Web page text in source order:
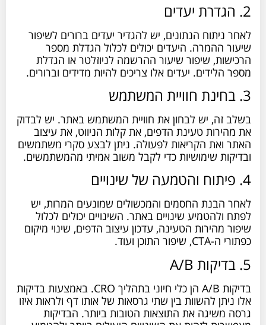
2. הגדרת יעדים
לאחר ניתוח הנתונים, יש להגדיר יעדים ברורים לשיפור
שיעור ההמרה. היעדים יכולים לכלול הגדלת מספר
הרכישות, שיפור שיעור ההרשמה לניוזלטר או הגדלת
מספר הלידים. יעדים אלו צריכים להיות מדידים וברורים.
3. בחינת חוויית המשתמש
בשלב זה, יש לבחון את חוויית המשתמש באתר. יש לבדוק
את מהירות טעינת הדפים, את קלות הניווט, את עיצוב
האתר ואת הקריאות לפעולה. ניתן לבצע סקרי משתמשים
ובדיקות שימושיות כדי לקבל משוב אמיתי מהמשתמשים.
4. פיתוח והטמעה של שינויים
לאחר הבנת החסמים והמכשולים שמונעים המרות, יש
לפתח ולהטמיע שינויים באתר. השינויים יכולים לכלול
שיפור מהירות הטעינה, עדכון עיצוב הדפים, שינוי מיקום
כפתורי ה-CTA, שיפור התוכן ועוד.
5. בדיקות A/B
בדיקות A/B הן כלי חיוני בתהליך CRO. באמצעות בדיקות
אלו ניתן להשוות בין שתי גרסאות של אותו דף ולראות איזו
גרסה משיגה את התוצאות הטובות ביותר. הבדיקות